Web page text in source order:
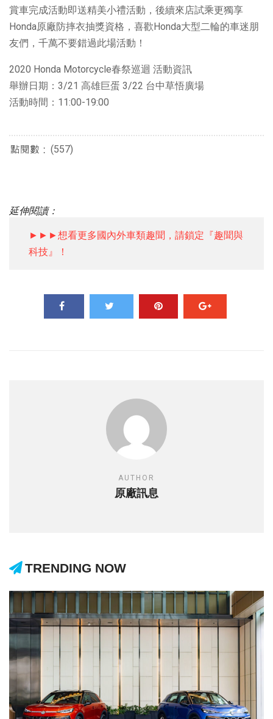
賞車完成活動即送精美小禮活動，後續來店試乘更獨享
Honda原廠防摔衣抽獎資格，喜歡Honda大型二輪的車迷朋
友們，千萬不要錯過此場活動！
2020 Honda Motorcycle春祭巡迴 活動資訊
舉辦日期：3/21 高雄巨蛋 3/22 台中草悟廣場
活動時間：11:00-19:00
(557)
延伸閱讀：
►►►想看更多國內外車類趣聞，請鎖定『趣聞與
科技』！
AUTHOR
原廠訊息
TRENDING NOW